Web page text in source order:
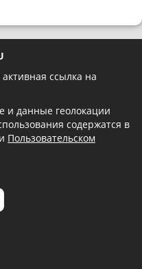
ссылка на
и данные геолокации
содержатся в
и Пользовательском